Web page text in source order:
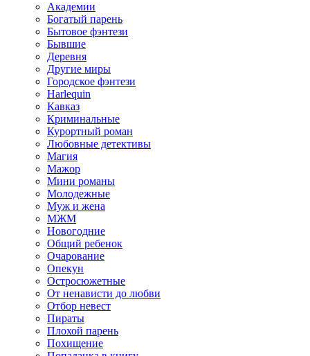
Академии
Богатый парень
Бытовое фэнтези
Бывшие
Деревня
Другие миры
Городское фэнтези
Harlequin
Кавказ
Криминальные
Курортный роман
Любовные детективы
Магия
Мажор
Мини романы
Молодежные
Муж и жена
МЖМ
Новогодние
Общий ребенок
Очарование
Опекун
Остросюжетные
От ненависти до любви
Отбор невест
Пираты
Плохой парень
Похищение